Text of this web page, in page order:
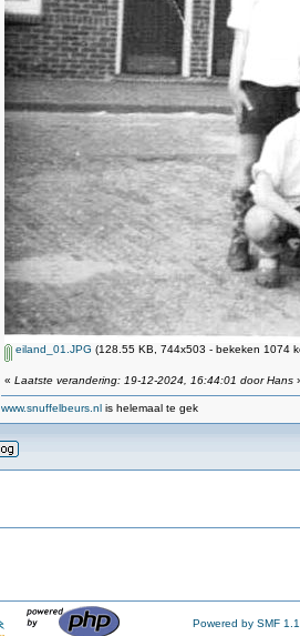
eiland_01.JPG (128.55 KB, 744x503 - bekeken 1074
« Laatste verandering: 19-12-2024, 16:44:01 door Hans
www.snuffelbeurs.nlis helemaal te gek
Powered by SMF